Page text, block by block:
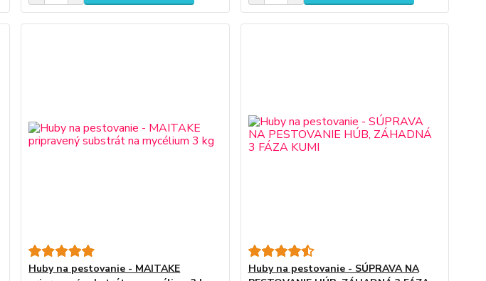
Huby na pestovanie - MAITAKE
Huby na pestovanie - SÚPRAVA NA